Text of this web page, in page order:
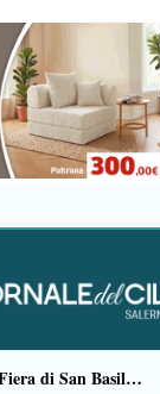
Verso il 66^ Salone nautico internazionale di Genova: aperto il ticketing online